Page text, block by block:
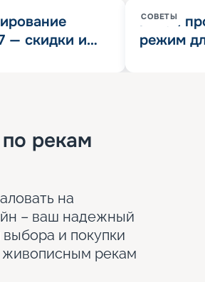
— скидки и
СОВЕТЫ
Китай
режим
рекам
на
– ваш надежный
и покупки
живописным рекам